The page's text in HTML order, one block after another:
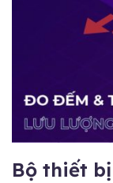
Bộ thiết